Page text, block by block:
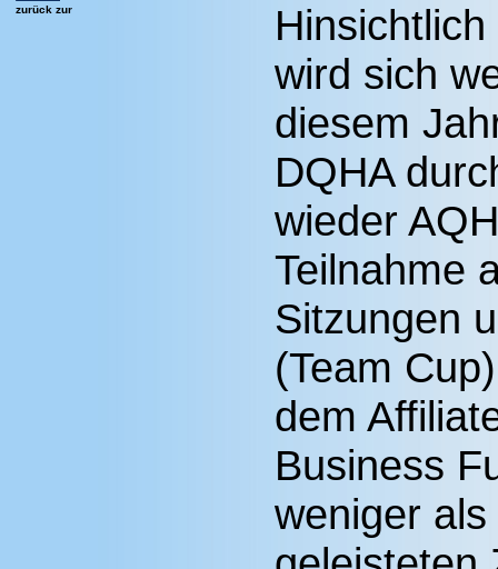
zurück zur
wird sich
diesem
DQHA
wieder
Teilnahme
Sitzungen
(Team
dem
Business
weniger